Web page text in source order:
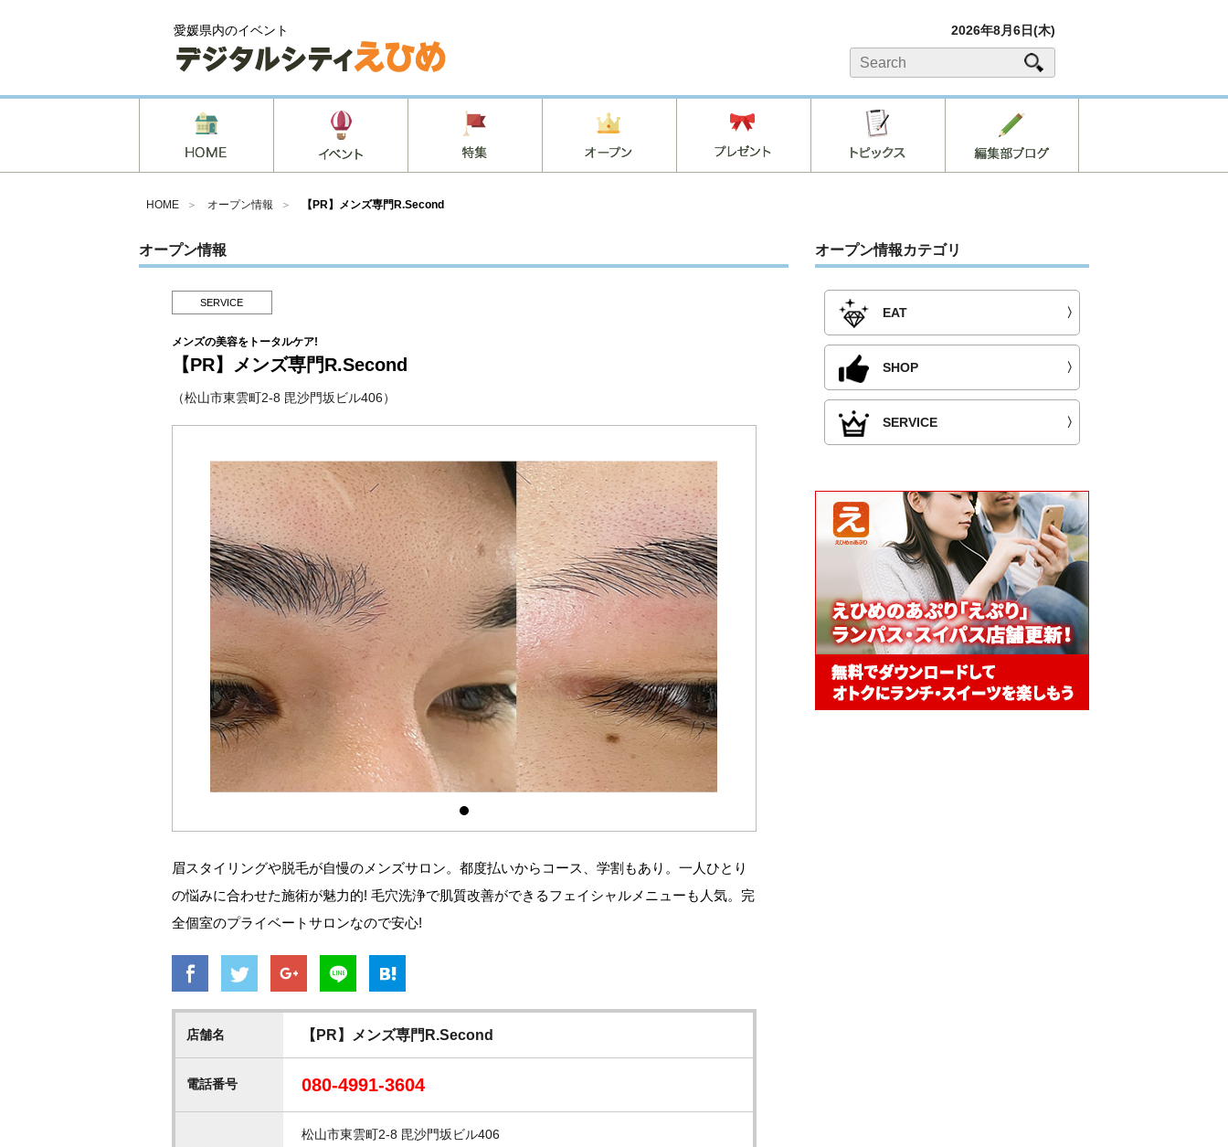
愛媛県内のイベント 2026年8月6日(木)
HOME ＞ オープン情報 ＞ 【PR】メンズ専門R.Second
オープン情報
SERVICE
メンズの美容をトータルケア!
【PR】メンズ専門R.Second
（松山市東雲町2-8 毘沙門坂ビル406）
眉スタイリングや脱毛が自慢のメンズサロン。都度払いからコース、学割もあり。一人ひとり
の悩みに合わせた施術が魅力的! 毛穴洗浄で肌質改善ができるフェイシャルメニューも人気。完
全個室のプライベートサロンなので安心!
店舗名 【PR】メンズ専門R.Second
電話番号 080-4991-3604
松山市東雲町2-8 毘沙門坂ビル406
オープン情報カテゴリ
EAT 〉
SHOP 〉
SERVICE 〉